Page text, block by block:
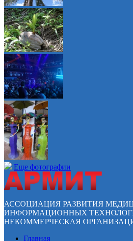
Еще фотографии
АССОЦИАЦИЯ РАЗВИТИЯ
ИНФОРМАЦИОННЫХ
НЕКОММЕРЧЕСКАЯ
Главная